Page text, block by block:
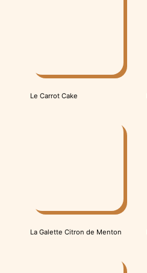
Le Carrot Cake
La Galette Citron de Menton